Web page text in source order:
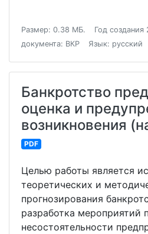
Размер: 0.38 МБ. Год создания
документа: ВКР
Язык: русский
Банкротство
оценка и
возникновения
PDF
Целью работы является
теоретических и
прогнозирования
разработка мероприятий
несостоятельности